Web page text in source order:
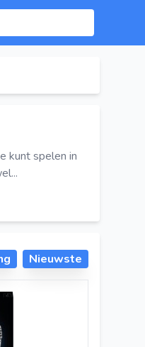
kunt spelen in
Nieuwste